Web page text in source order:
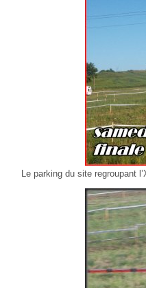
Le parking du site regroupant